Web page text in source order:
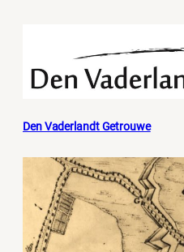
Den Vaderlandt Getrouwe